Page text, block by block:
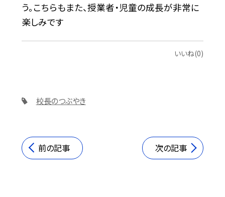
う。こちらもまた、授業者・児童の成長が非常に
楽しみです
いいね(0)
校長のつぶやき
前の記事 次の記事